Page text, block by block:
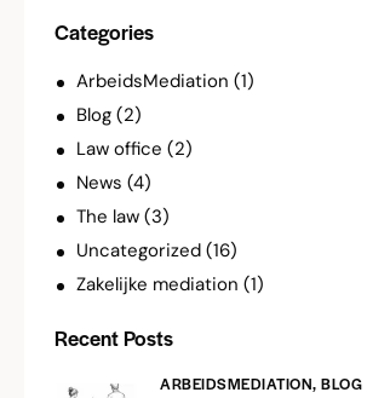
Categories
ArbeidsMediation (1)
Blog (2)
Law office (2)
News (4)
The law (3)
Uncategorized (16)
Zakelijke mediation (1)
Recent Posts
ARBEIDSMEDIATION, BLOG